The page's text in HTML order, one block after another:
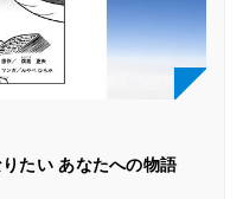
たい あなたへの物語